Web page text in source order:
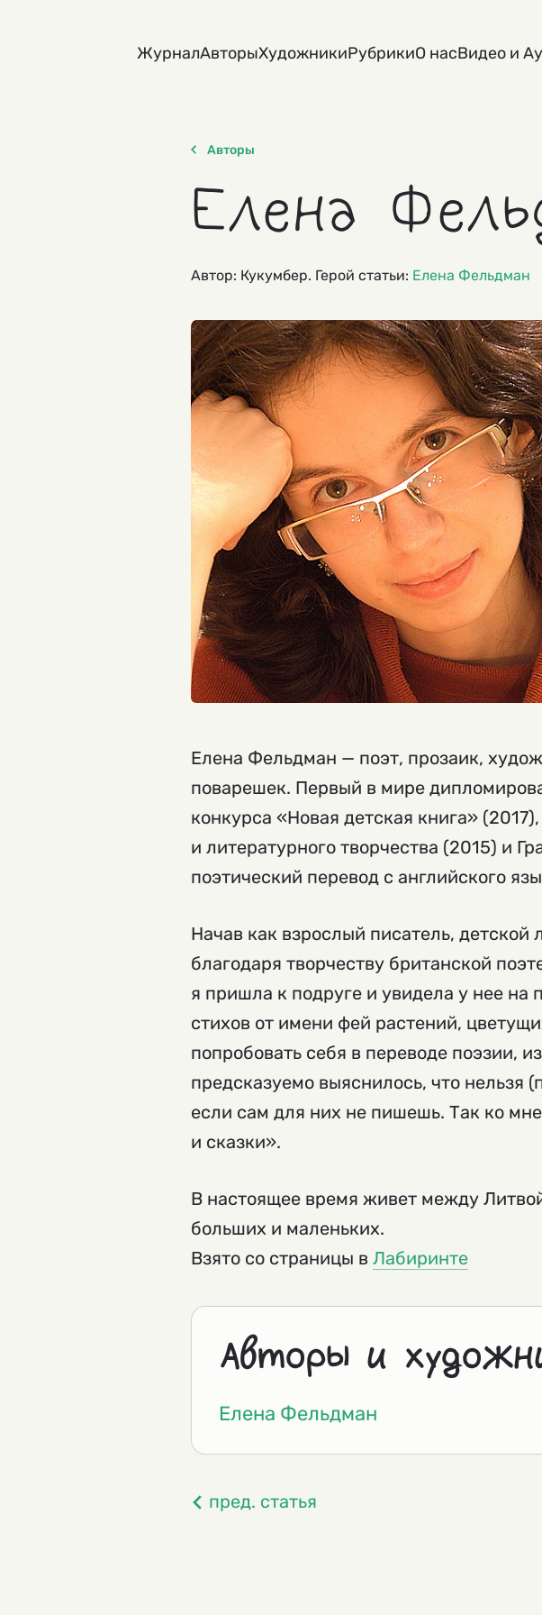
ЖурналАвторыХудожникиРубрикиО насВидео и
Авторы
Елена
Автор: Кукумбер. Герой статьи: Елена Фельдман
Елена Фельдман — поэт, прозаик,
поварешек. Первый в мире
конкурса «Новая детская книга»
и литературного творчества (2015) и
поэтический перевод с английского
Начав как взрослый писатель,
благодаря творчеству британской
я пришла к подруге и увидела у нее
стихов от имени фей растений,
попробовать себя в переводе поэзии,
предсказуемо выяснилось, что нельзя
если сам для них не пишешь. Так ко
и сказки».
В настоящее время живет между
больших и маленьких.
Взято со страницы в Лабиринте
Авторы и
Елена Фельдман
пред. статья